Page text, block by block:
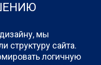
мы
структуру сайта.
логичную